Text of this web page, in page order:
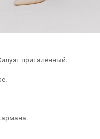
приталенный.